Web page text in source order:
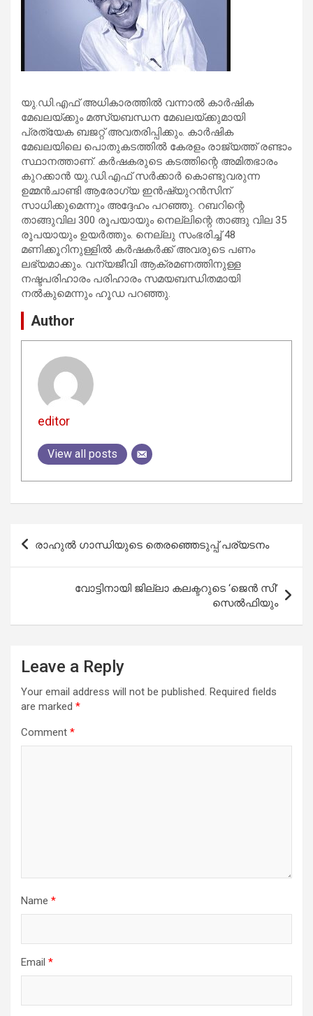
യു.ഡി.എഫ് അധികാരത്തില്‍ വന്നാല്‍ കാര്‍ഷിക
മേഖലയ്ക്കും മത്സ്യബന്ധന മേഖലയ്ക്കുമായി
പ്രത്യേക ബജറ്റ് അവതരിപ്പിക്കും. കാര്‍ഷിക
മേഖലയിലെ പൊതുകടത്തില്‍ കേരളം രാജ്യത്ത് രണ്ടാം
സ്ഥാനത്താണ്. കര്‍ഷകരുടെ കടത്തിന്റെ അമിതഭാരം
കുറക്കാന്‍ യു.ഡി.എഫ് സര്‍ക്കാര്‍ കൊണ്ടുവരുന്ന
ഉമ്മന്‍ചാണ്ടി ആരോഗ്യ ഇന്‍ഷ്യുറന്‍സിന്
സാധിക്കുമെന്നും അദ്ദേഹം പറഞ്ഞു. റബറിന്റെ
താങ്ങുവില 300 രൂപയായും നെല്ലിന്റെ താങ്ങു വില 35
രൂപയായും ഉയര്‍ത്തും. നെല്ലു സംഭരിച്ച് 48
മണിക്കൂറിനുള്ളില്‍ കര്‍ഷകര്‍ക്ക് അവരുടെ പണം
ലഭ്യമാക്കും. വന്യജീവി ആക്രമണത്തിനുള്ള
നഷ്ടപരിഹാരം പരിഹാരം സമയബന്ധിതമായി
നല്‍കുമെന്നും ഹൂഡ പറഞ്ഞു.
Author
editor
View all posts
Post
navigation
രാഹുൽ ഗാന്ധിയുടെ തെരഞ്ഞെടുപ്പ് പര്യടനം
വോട്ടിനായി ജില്ലാ കലക്ടറുടെ ‘ജെന്‍ സി’
സെല്‍ഫിയും
Leave a Reply
Your email address will not be published. Required fields
are marked *
Comment *
Name *
Email *